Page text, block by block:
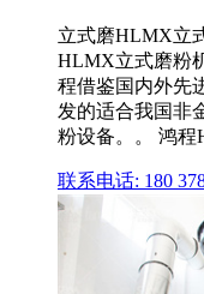
立式磨HLMX立
HLMX立式磨粉
程借鉴国内外先
发的适合我国非
粉设备。。 鸿程
联系电话: 180